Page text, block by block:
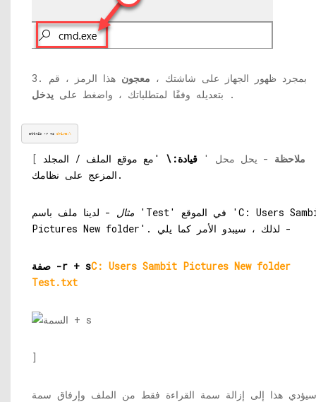
3. بمجرد ظهور الجهاز على شاشتك ، معجون هذا الرمز ، قم
بتعديله وفقًا لمتطلباتك ، واضغط على يدخل .
attrib -r +s drive:\
[ ملاحظة - يحل محل ' قيادة:\ 'مع موقع الملف / المجلد
المزعج على نظامك.
مثال - لدينا ملف باسم 'Test' في الموقع 'C: Users Sambit
Pictures New folder'. لذلك ، سيبدو الأمر كما يلي -
صفة -r + sC: Users Sambit Pictures New folder
Test.txt
]
سيؤدي هذا إلى إزالة سمة القراءة فقط من الملف وإرفاق سمة